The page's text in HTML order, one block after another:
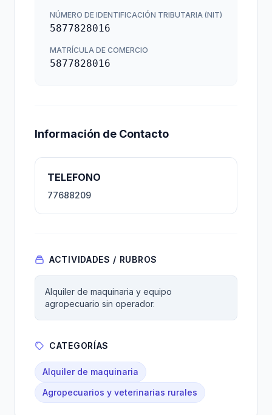
NÚMERO DE IDENTIFICACIÓN TRIBUTARIA (NIT)
5877828016
MATRÍCULA DE COMERCIO
5877828016
Información de Contacto
TELEFONO
77688209
ACTIVIDADES / RUBROS
Alquiler de maquinaria y equipo
agropecuario sin operador.
CATEGORÍAS
Alquiler de maquinaria
Agropecuarios y veterinarias rurales